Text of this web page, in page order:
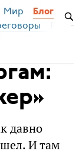
Мир Блог
давно
И там